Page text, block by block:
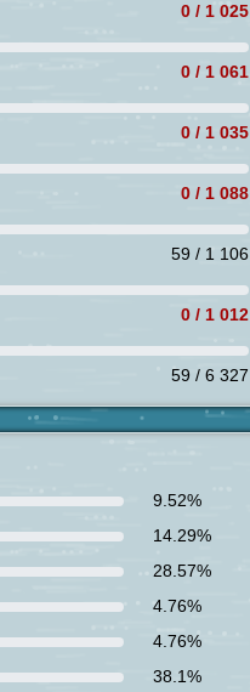
0 / 1 025
0 / 1 061
0 / 1 035
0 / 1 088
59 / 1 106
0 / 1 012
59 / 6 327
9.52%
14.29%
28.57%
4.76%
4.76%
38.1%